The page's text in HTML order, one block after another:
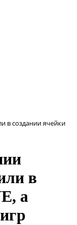
в создании ячейки
в
а